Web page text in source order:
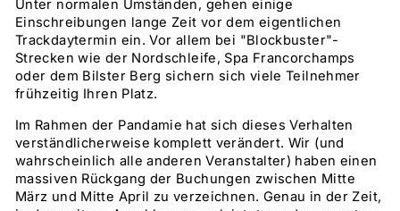
Unter normalen Umständen, gehen einige
Einschreibungen lange Zeit vor dem eigentlichen
Trackdaytermin ein. Vor allem bei "Blockbuster"-
Strecken wie der Nordschleife, Spa Francorchamps
oder dem Bilster Berg sichern sich viele Teilnehmer
frühzeitig Ihren Platz.
Im Rahmen der Pandamie hat sich dieses Verhalten
verständlicherweise komplett verändert. Wir (und
wahrscheinlich alle anderen Veranstalter) haben einen
massiven Rückgang der Buchungen zwischen Mitte
März und Mitte April zu verzeichnen. Genau in der Zeit,